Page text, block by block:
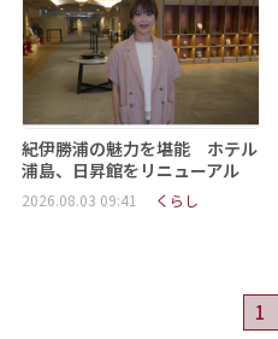
紀伊勝浦の魅力を堪能 ホテル
浦島、日昇館をリニューアル
2026.08.03 09:41 くらし
1